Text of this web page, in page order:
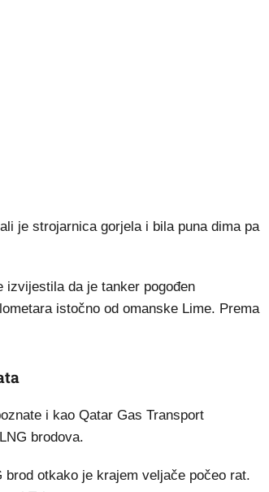
je strojarnica gorjela i bila puna dima pa
izvijestila da je tanker pogođen
istočno od omanske Lime. Prema
i kao Qatar Gas Transport
brodova.
otkako je krajem veljače počeo rat.